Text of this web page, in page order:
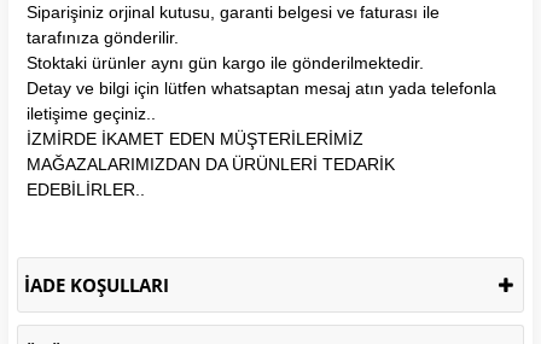
Siparişiniz orjinal kutusu, garanti belgesi ve faturası ile
tarafınıza gönderilir.
Stoktaki ürünler aynı gün kargo ile gönderilmektedir.
Detay ve bilgi için lütfen whatsaptan mesaj atın yada telefonla
iletişime geçiniz..
İZMİRDE İKAMET EDEN MÜŞTERİLERİMİZ
MAĞAZALARIMIZDAN DA ÜRÜNLERİ TEDARİK
EDEBİLİRLER..
İADE KOŞULLARI